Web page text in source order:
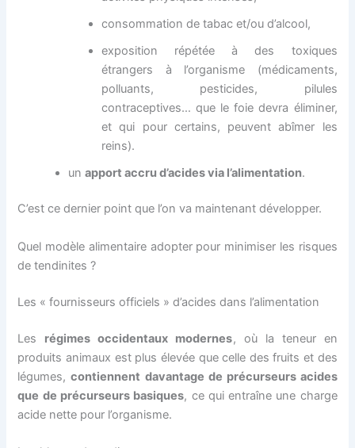
consommation de tabac et/ou d’alcool,
exposition répétée à des toxiques
étrangers à l’organisme (médicaments,
polluants, pesticides, pilules
contraceptives… que le foie devra éliminer,
et qui pour certains, peuvent abîmer les
reins).
unapport accru d’acides via l’alimentation.
C’est ce dernier point que l’on va maintenant développer.
Quel modèle alimentaire adopter pour minimiser les risques
de tendinites ?
Les « fournisseurs officiels » d’acides dans l’alimentation
Les régimes occidentaux modernes, où la teneur en
produits animaux est plus élevée que celle des fruits et des
légumes,contiennent davantage de précurseurs acides
que de précurseurs basiques, ce qui entraîne une charge
acide nette pour l’organisme.